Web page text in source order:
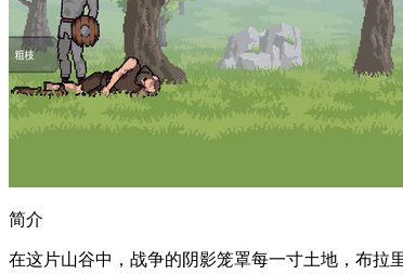
简介
在这片山谷中，战争的阴影笼罩每一寸土地，布拉